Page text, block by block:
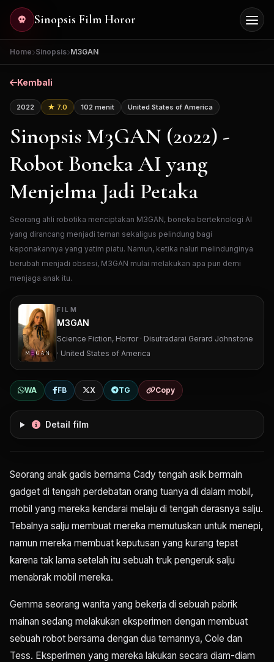
Lewati ke konten
Sinopsis Film Horor
Home Sinopsis M3GAN
Kembali
2022 ★ 7.0 102 menit United States of America
Sinopsis M3GAN (2022) -
Robot Boneka AI yang
Menjelma Jadi Petaka
Seorang ahli robotika menciptakan M3GAN, boneka berteknologi AI
yang dirancang menjadi teman sekaligus pelindung bagi
keponakannya yang yatim piatu. Namun, ketika naluri melindunginya
berubah menjadi obsesi, M3GAN mulai melakukan apa pun demi
menjaga anak itu.
FILM
M3GAN
Science Fiction, Horror · Disutradarai Gerard Johnstone
· United States of America
WA FB X TG Copy
Detail film
Seorang anak gadis bernama Cady tengah asik bermain
gadget di tengah perdebatan orang tuanya di dalam mobil,
mobil yang mereka kendarai melaju di tengah derasnya salju.
Tebalnya salju membuat mereka memutuskan untuk menepi,
namun mereka membuat keputusan yang kurang tepat
karena tak lama setelah itu sebuah truk pengeruk salju
menabrak mobil mereka.
Gemma seorang wanita yang bekerja di sebuah pabrik
mainan sedang melakukan eksperimen dengan membuat
sebuah robot bersama dengan dua temannya, Cole dan
Tess. Eksperimen yang mereka lakukan secara diam-diam